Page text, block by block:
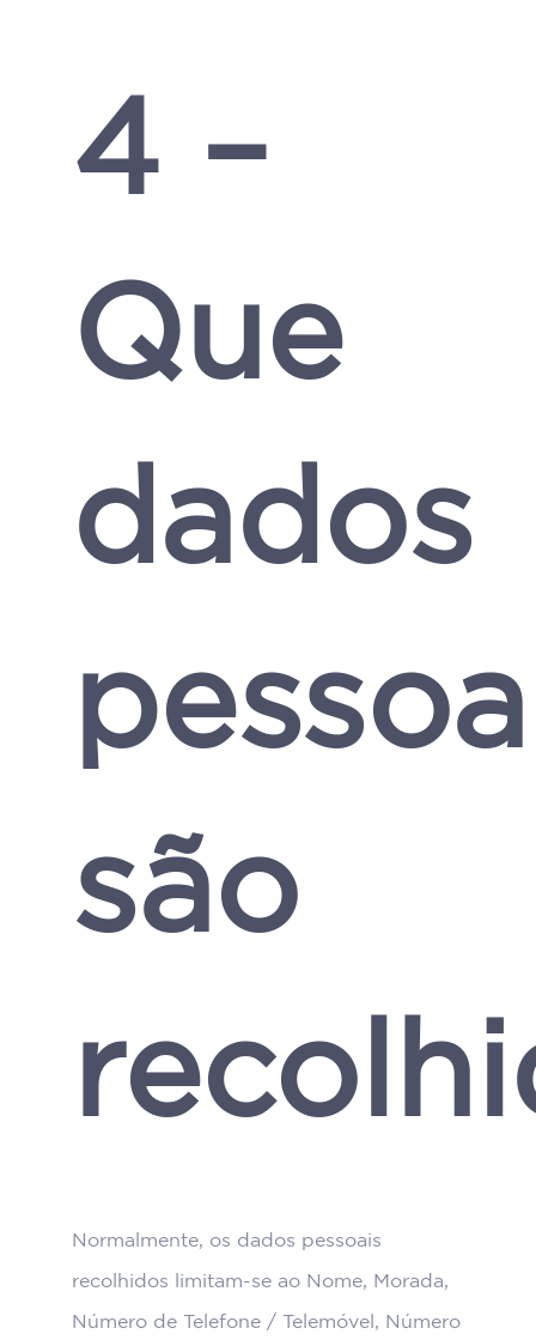
4 –
Que
dados
são
Normalmente, os dados pessoais
recolhidos limitam-se ao Nome, Morada,
Número de Telefone / Telemóvel, Número